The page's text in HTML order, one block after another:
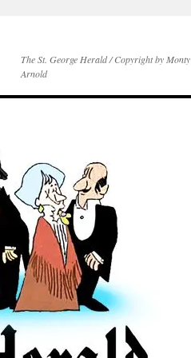
The St. George Herald / Copyright by Monty
Arnold